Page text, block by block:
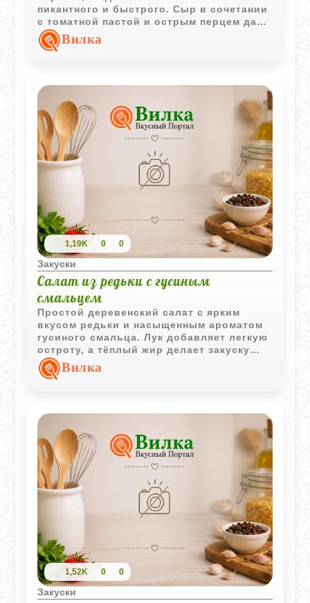
пикантного и быстрого. Сыр в сочетании
с томатной пастой и острым перцем дает
яркий, насыщенный вкус, а запекание в
духовке делает их идеально
использовать как быстрый перекус,
когда лень готовить что-то сложное.
Вилка
1,19K 0 0
Закуски
Салат из редьки с гусиным
смальцем
Простой деревенский салат с ярким
вкусом редьки и насыщенным ароматом
гусиного смальца. Лук добавляет легкую
остроту, а тёплый жир делает закуску
особенно сытной и выразительной.
Вилка
1,52K 0 0
Закуски